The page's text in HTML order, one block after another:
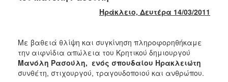
Ηράκλειο, Δευτέρα 14/03/2011
Με βαθειά θλίψη και συγκίνηση πληροφορηθήκαμε
την αιφνίδια απώλεια του Κρητικού δημιουργού
Μανόλη Ρασούλη, ενός σπουδαίου Ηρακλειώτη
συνθέτη, στιχουργού, τραγουδοποιού και ανθρώπου.